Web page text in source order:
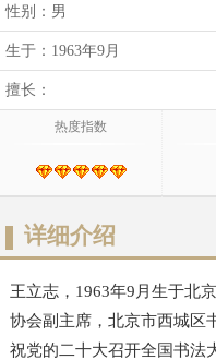
性别：男
生于：1963年9月
擅长：
热度指数
详细介绍
王立志，1963年9月生于北
协会副主席，北京市西城区
祝党的二十大召开全国书法